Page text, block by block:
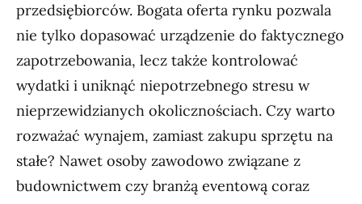
przedsiębiorców. Bogata oferta rynku pozwala
nie tylko dopasować urządzenie do faktycznego
zapotrzebowania, lecz także kontrolować
wydatki i uniknąć niepotrzebnego stresu w
nieprzewidzianych okolicznościach. Czy warto
rozważać wynajem, zamiast zakupu sprzętu na
stałe? Nawet osoby zawodowo związane z
budownictwem czy branżą eventową coraz